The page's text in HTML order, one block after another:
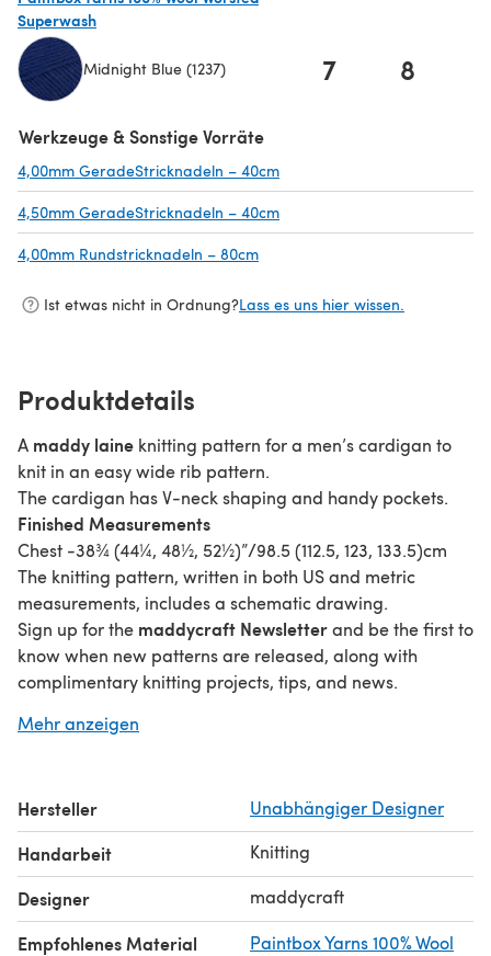
Superwash
Midnight Blue (1237) 7 8
Werkzeuge & Sonstige Vorräte
4,00mm GeradeStricknadeln – 40cm
4,50mm GeradeStricknadeln – 40cm
4,00mm Rundstricknadeln – 80cm
Ist etwas nicht in Ordnung?Lass es uns hier wissen.
Produktdetails
A maddy laine knitting pattern for a men’s cardigan to
knit in an easy wide rib pattern.
The cardigan has V-neck shaping and handy pockets.
Finished Measurements
Chest -38¾ (44¼, 48½, 52½)”/98.5 (112.5, 123, 133.5)cm
The knitting pattern, written in both US and metric
measurements, includes a schematic drawing.
Sign up for the maddycraft Newsletterand be the first to
know when new patterns are released, along with
complimentary knitting projects, tips, and news.
Brown Sheep Nature Spun - **Blue Fog (N133) - 7, 8, 8, 9
Patons Classic Wool Worsted - **Navy (77110) - 7, 8, 8, 9
Mehr anzeigen
Hersteller Unabhängiger Designer
Handarbeit Knitting
Designer maddycraft
Empfohlenes Material
Paintbox Yarns 100% Wool